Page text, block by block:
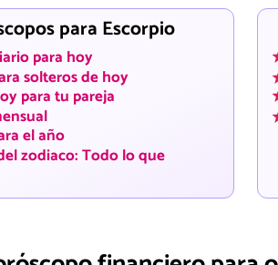
para Escorpio
para hoy
solteros de hoy
para tu pareja
el año
zodiaco: Todo lo que